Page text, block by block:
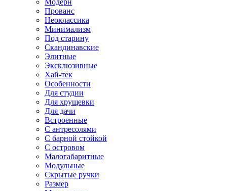
Модерн
Прованс
Неоклассика
Минимализм
Под старину
Скандинавские
Элитные
Эксклюзивные
Хай-тек
Особенности
Для студии
Для хрущевки
Для дачи
Встроенные
С антресолями
С барной стойкой
С островом
Малогабаритные
Модульные
Скрытые ручки
Размер